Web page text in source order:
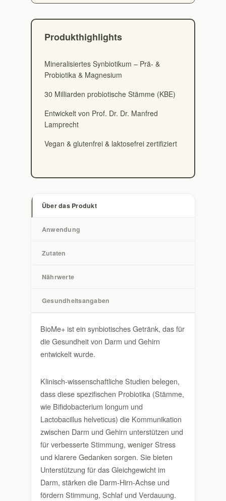
Produkthighlights
Mineralisiertes Synbiotikum – Prä- &
Probiotika & Magnesium
30 Milliarden probiotische Stämme (KBE)
Entwickelt von Prof. Dr. Dr. Manfred
Lamprecht
Vegan & glutenfrei & laktosefrei zertifiziert
Über das Produkt
Anwendung
Zutaten
Nährwerte
Gesundheitsangaben
BioMe+ ist ein synbiotisches Getränk, das für
die Gesundheit von Darm und Gehirn
entwickelt wurde.
Klinisch-wissenschaftliche Studien belegen,
dass diese spezifischen Probiotika (Stämme,
wie Bifidobacterium longum und
Lactobacillus helveticus) die Kommunikation
zwischen Darm und Gehirn unterstützen und
für verbesserte Stimmung, weniger Stress
und klarere Gedanken sorgen. Sie bieten
Unterstützung für das Gleichgewicht im
Darm, stärken die Darm-Hirn-Achse und
fördern Stimmung, Schlaf und Verdauung.